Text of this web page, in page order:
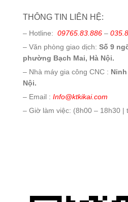
THÔNG TIN LIÊN HỆ:
– Hotline: 09765.83.886 –
– Văn phòng giao dịch: Số 9
phường Bạch Mai, Hà Nội.
– Nhà máy gia công CNC :
Nội.
– Email : Info@ktkikai.com
– Giờ làm việc: (8h00 – 18h30 |